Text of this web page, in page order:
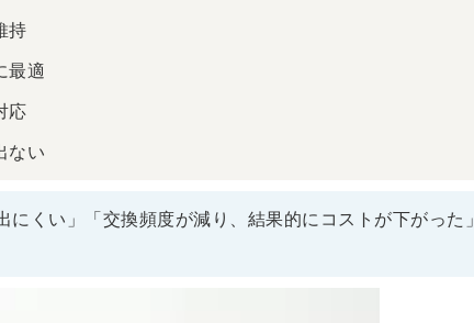
持
最適
応
ない
くい」「交換頻度が減り、結果的にコストが下がった